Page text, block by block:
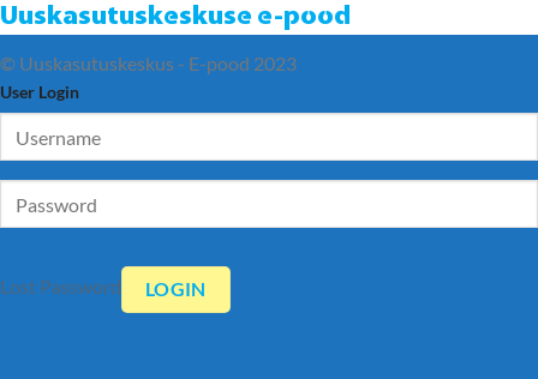
Uuskasutuskeskuse e-pood
© Uuskasutuskeskus - E-pood 2023
User Login
Lost Password